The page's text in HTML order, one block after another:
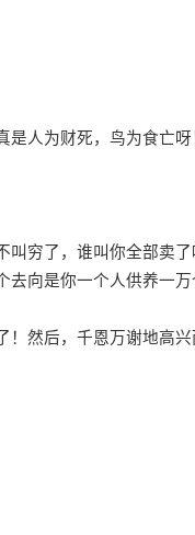
人为财死，鸟为食亡呀
穷了，谁叫你全部卖了
向是你一个人供养一万
然后，千恩万谢地高兴